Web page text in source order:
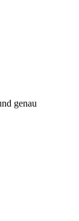
genau